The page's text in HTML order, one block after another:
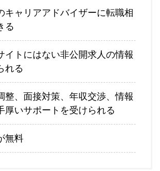
キャリアアドバイザーに転職相
る
イトにはない非公開求人の情報
れる
整、面接対策、年収交渉、情報
厚いサポートを受けられる
無料